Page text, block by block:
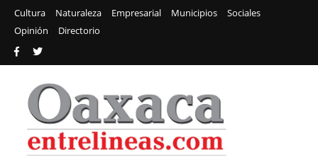
Cultura Naturaleza Empresarial Municipios
Sociales
Opinión
Directorio